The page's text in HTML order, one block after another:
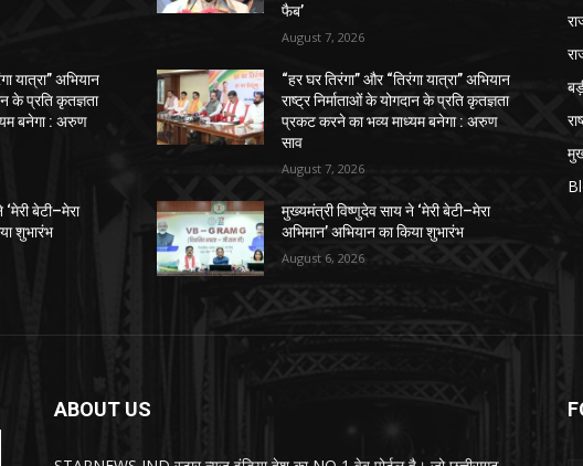
यात्रा” अभियान
के प्रति कृतज्ञता
बनेगा : अरुण
बेटी–मेरा
शुभारंभ
फैब’
August 7, 2026
“हर घर तिरंगा” और “तिरंगा यात्रा” अभियान
राष्ट्र निर्माताओं के योगदान के प्रति कृतज्ञता
प्रकट करने का भव्य माध्यम बनेगा : अरुण
साव
August 7, 2026
मुख्यमंत्री विष्णुदेव साय ने ‘मेरी बेटी–मेरा
अभिमान’ अभियान का किया शुभारंभ
August 6, 2026
ABOUT US